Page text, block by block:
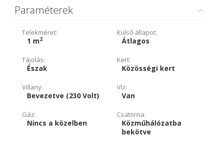
Paraméterek
Telekméret:
1 m2
Külső állapot:
Átlagos
Tájolás:
Észak
Kert:
Közösségi kert
Villany:
Bevezetve (230 Volt)
Víz:
Van
Gáz:
Nincs a közelben
Csatorna:
Közműhálózatba
bekötve